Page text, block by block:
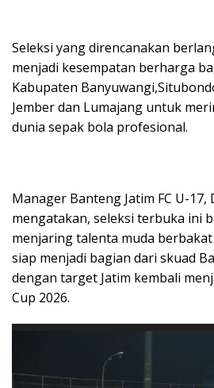
Seleksi yang direncanakan
menjadi kesempatan berharga
Kabupaten
Jember dan Lumajang untuk
dunia sepak bola profesional.
Manager Banteng Jatim FC U-17,
mengatakan, seleksi terbuka ini
menjaring talenta muda
siap menjadi bagian dari skuad
dengan target Jatim kembali
Cup 2026.